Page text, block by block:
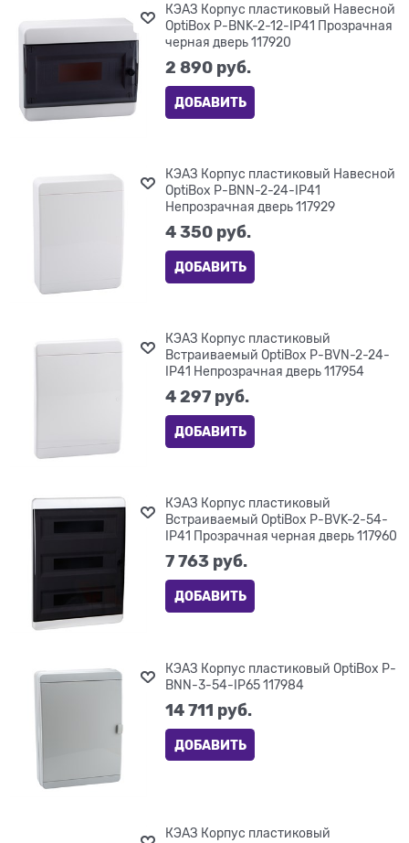
КЭАЗ Корпус пластиковый Навесной
OptiBox P-BNK-2-12-IP41 Прозрачная
черная дверь 117920
2 890 руб.
ДОБАВИТЬ
КЭАЗ Корпус пластиковый Навесной
OptiBox P-BNN-2-24-IP41
Непрозрачная дверь 117929
4 350 руб.
ДОБАВИТЬ
КЭАЗ Корпус пластиковый
Встраиваемый OptiBox P-BVN-2-24-
IP41 Непрозрачная дверь 117954
4 297 руб.
ДОБАВИТЬ
КЭАЗ Корпус пластиковый
Встраиваемый OptiBox P-BVK-2-54-
IP41 Прозрачная черная дверь 117960
7 763 руб.
ДОБАВИТЬ
КЭАЗ Корпус пластиковый OptiBox P-
BNN-3-54-IP65 117984
14 711 руб.
ДОБАВИТЬ
КЭАЗ Корпус пластиковый